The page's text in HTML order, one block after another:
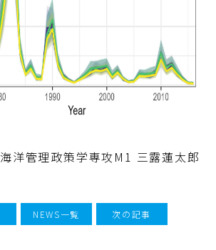
海洋管理政策学専攻M1 三露蓮太郎
NEWS一覧 次の記事